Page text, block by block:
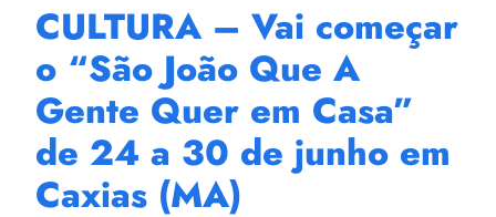
CULTURA – Vai começar
o “São João Que A
Gente Quer em Casa”
de 24 a 30 de junho em
Caxias (MA)